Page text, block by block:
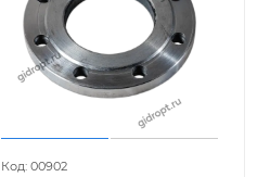
Код: 00902